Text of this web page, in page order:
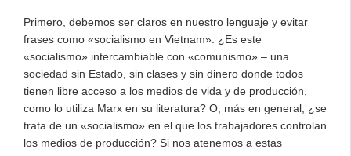
Primero, debemos ser claros en nuestro lenguaje y evitar
frases como «socialismo en Vietnam». ¿Es este
«socialismo» intercambiable con «comunismo» – una
sociedad sin Estado, sin clases y sin dinero donde todos
tienen libre acceso a los medios de vida y de producción,
como lo utiliza Marx en su literatura? O, más en general, ¿se
trata de un «socialismo» en el que los trabajadores controlan
los medios de producción? Si nos atenemos a estas